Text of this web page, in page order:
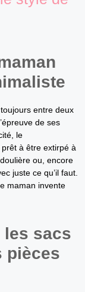
entre deux
de ses
le
à être extirpé à
ou, encore
juste ce qu’il faut.
maman invente
les sacs
pièces